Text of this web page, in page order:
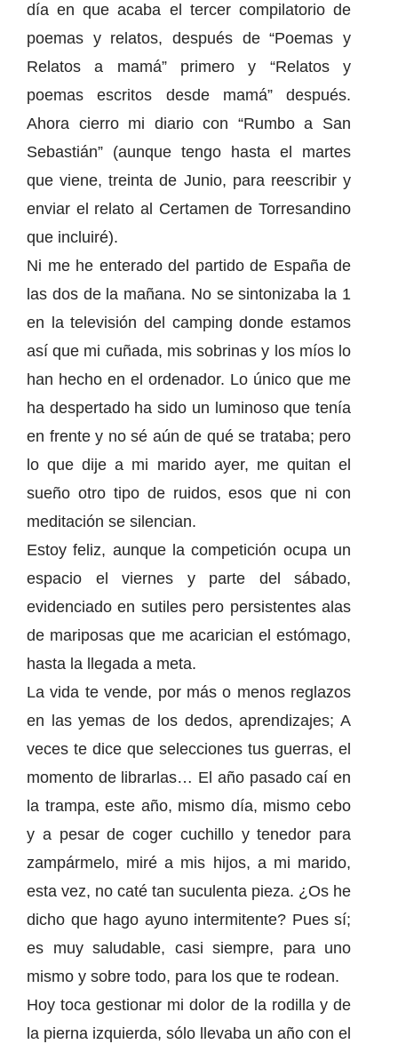
día en que acaba el tercer compilatorio de
poemas y relatos, después de “Poemas y
Relatos a mamá” primero y “Relatos y
poemas escritos desde mamá” después.
Ahora cierro mi diario con “Rumbo a San
Sebastián” (aunque tengo hasta el martes
que viene, treinta de Junio, para reescribir y
enviar el relato al Certamen de Torresandino
que incluiré).
Ni me he enterado del partido de España de
las dos de la mañana. No se sintonizaba la 1
en la televisión del camping donde estamos
así que mi cuñada, mis sobrinas y los míos lo
han hecho en el ordenador. Lo único que me
ha despertado ha sido un luminoso que tenía
en frente y no sé aún de qué se trataba; pero
lo que dije a mi marido ayer, me quitan el
sueño otro tipo de ruidos, esos que ni con
meditación se silencian.
Estoy feliz, aunque la competición ocupa un
espacio el viernes y parte del sábado,
evidenciado en sutiles pero persistentes alas
de mariposas que me acarician el estómago,
hasta la llegada a meta.
La vida te vende, por más o menos reglazos
en las yemas de los dedos, aprendizajes; A
veces te dice que selecciones tus guerras, el
momento de librarlas… El año pasado caí en
la trampa, este año, mismo día, mismo cebo
y a pesar de coger cuchillo y tenedor para
zampármelo, miré a mis hijos, a mi marido,
esta vez, no caté tan suculenta pieza. ¿Os he
dicho que hago ayuno intermitente? Pues sí;
es muy saludable, casi siempre, para uno
mismo y sobre todo, para los que te rodean.
Hoy toca gestionar mi dolor de la rodilla y de
la pierna izquierda, sólo llevaba un año con el